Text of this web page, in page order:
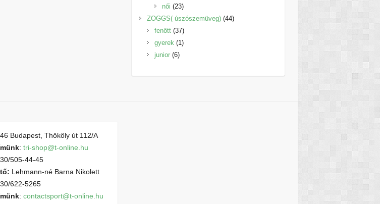
női 2323
termék
ZOGGS( úszószemüveg) 4444
fenőtt 3737
termék
gyerek 11
junior 66
Budapest, Thököly út 112/A
:tri-shop@t-online.hu
505-44-45
Lehmann-né Barna Nikolett
622-5265
:contactsport@t-online.hu